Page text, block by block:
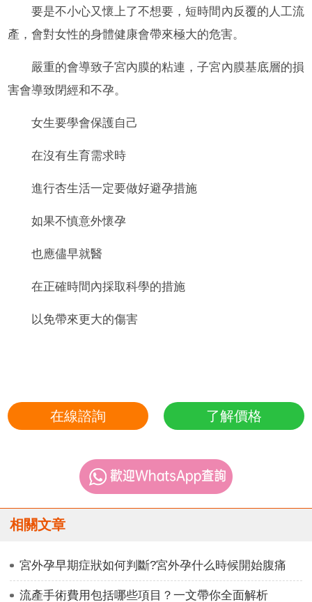
要是不小心又懷上了不想要，短時間內反覆的人工流
產，會對女性的身體健康會帶來極大的危害。
嚴重的會導致子宮內膜的粘連，子宮內膜基底層的損
害會導致閉經和不孕。
女生要學會保護自己
在沒有生育需求時
進行杏生活一定要做好避孕措施
如果不慎意外懷孕
也應儘早就醫
在正確時間內採取科學的措施
以免帶來更大的傷害
在線諮詢 了解價格
相關文章
宮外孕早期症狀如何判斷?宮外孕什么時候開始腹痛
流產手術費用包括哪些項目？一文帶你全面解析